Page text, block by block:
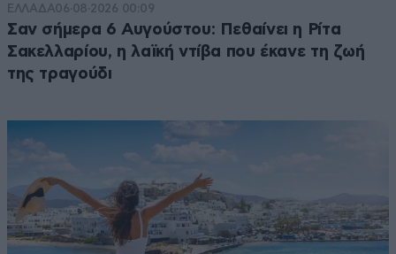
ΕΛΛΑΔΑ06·08·2026 00:09
Σαν σήμερα 6 Αυγούστου: Πεθαίνει η Ρίτα
Σακελλαρίου, η λαϊκή ντίβα που έκανε τη ζωή
της τραγούδι